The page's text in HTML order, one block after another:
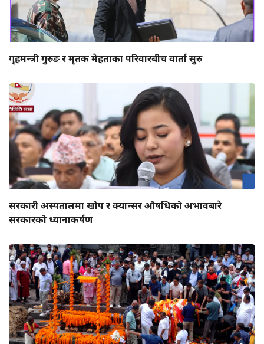
गृहमन्त्री गुरुङ र मृतक मेहताका परिवारबीच वार्ता सुरु
सरकारी अस्पतालमा खोप र क्यान्सर औषधिको अभावबारे
सरकारको ध्यानाकर्षण